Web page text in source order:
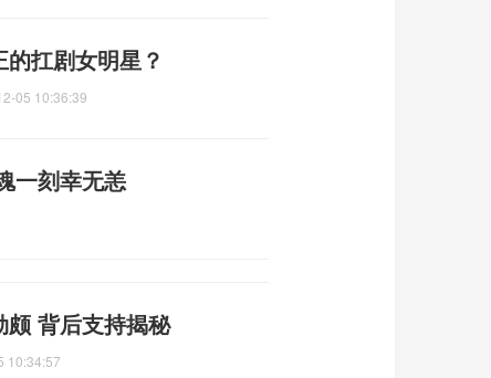
扛剧女明星？
05 10:36:39
一刻幸无恙
背后支持揭秘
10:34:57